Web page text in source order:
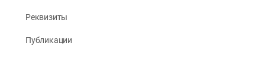
Реквизиты
Публикации